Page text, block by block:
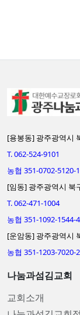
[용봉동] 광주광역시
T. 062-524-9101
농협 351-0702-5120-
[임동] 광주광역시 북
T. 062-471-1004
농협 351-1092-1544-
[운암동] 광주광역시
농협 351-1203-7020-
나눔과섬김교회
교회소개